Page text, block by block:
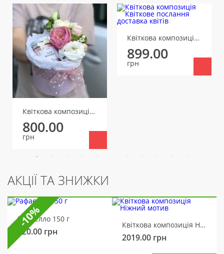
Квіткова композиція Аромат
800.00
грн
Квіткова композиція Квіткове послання
899.00
грн
АКЦІЇ ТА ЗНИЖКИ
Рафаелло 150 г
320.00 грн
Квіткова композиція Ніжний мотив
2019.00 грн
-10%